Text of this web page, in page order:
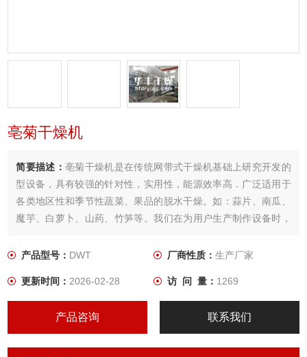
亳菊干燥机
简要描述： 亳菊干燥机是在传统网带式干燥机基础上研究开发的
型设备，具有较强的针对性，实用性，能源效率高．广泛适用于
各类地区性和季节性蔬菜、果品的脱水干燥。如：蒜片、南瓜、
魔芋、白萝卜、山药、竹笋等。我们在为用户生产制作设备时，
经验，为用户设计制作出Z适用．品质Z佳的蔬菜干燥设备。
产品型号： DWT 厂商性质： 生产厂家
更新时间：2026-02-28 访 问 量： 1269
产品咨询 联系我们